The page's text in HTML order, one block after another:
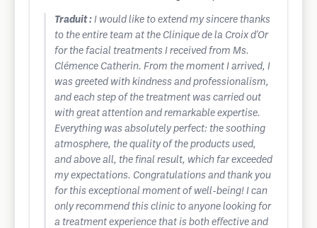
Traduit : I would like to extend my sincere thanks
to the entire team at the Clinique de la Croix d'Or
for the facial treatments I received from Ms.
Clémence Catherin. From the moment I arrived, I
was greeted with kindness and professionalism,
and each step of the treatment was carried out
with great attention and remarkable expertise.
Everything was absolutely perfect: the soothing
atmosphere, the quality of the products used,
and above all, the final result, which far exceeded
my expectations. Congratulations and thank you
for this exceptional moment of well-being! I can
only recommend this clinic to anyone looking for
a treatment experience that is both effective and